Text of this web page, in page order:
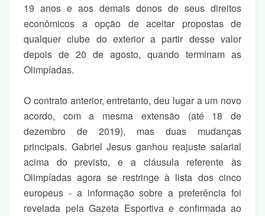
19 anos e aos demais donos de seus direitos
econômicos a opção de aceitar propostas de
qualquer clube do exterior a partir desse valor
depois de 20 de agosto, quando terminam as
Olimpíadas.
O contrato anterior, entretanto, deu lugar a um novo
acordo, com a mesma extensão (até 18 de
dezembro de 2019), mas duas mudanças
principais. Gabriel Jesus ganhou reajuste salarial
acima do previsto, e a cláusula referente às
Olimpíadas agora se restringe à lista dos cinco
europeus - a informação sobre a preferência foi
revelada pela Gazeta Esportiva e confirmada ao